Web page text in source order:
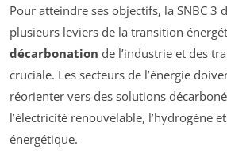
Pour atteindre ses objectifs, la SNBC 3
plusieurs leviers de la transition
décarbonation de l’industrie et des
cruciale. Les secteurs de l’énergie
réorienter vers des solutions
l’électricité renouvelable, l’hydrogène
énergétique.